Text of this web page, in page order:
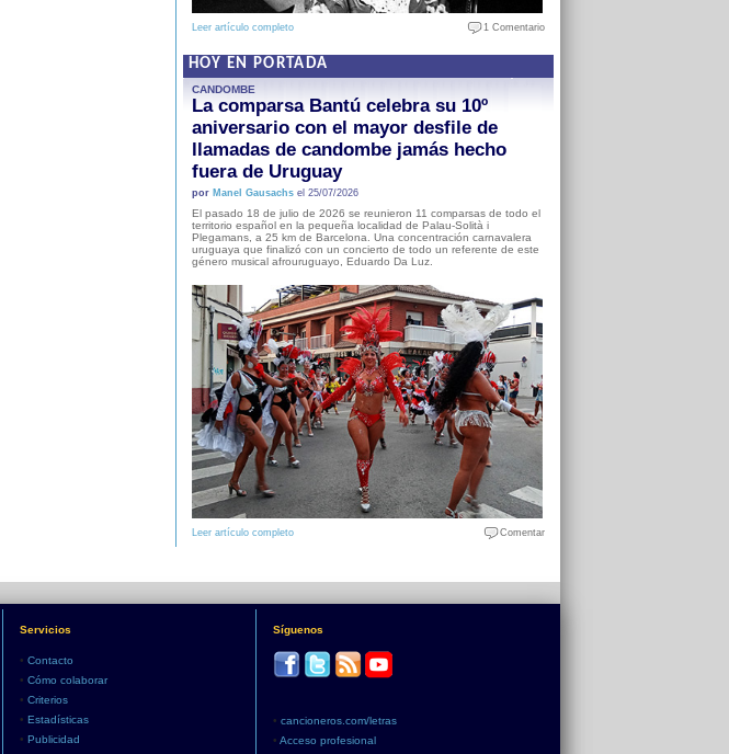
Leer artículo completo 1 Comentario
HOY EN PORTADA
CANDOMBE
La comparsa Bantú celebra su 10º
aniversario con el mayor desfile de
llamadas de candombe jamás hecho
fuera de Uruguay
por Manel Gausachsel 25/07/2026
El pasado 18 de julio de 2026 se reunieron 11 comparsas de todo el
territorio español en la pequeña localidad de Palau-Solità i
Plegamans, a 25 km de Barcelona. Una concentración carnavalera
uruguaya que finalizó con un concierto de todo un referente de este
género musical afrouruguayo, Eduardo Da Luz.
Leer artículo completo Comentar
Servicios
• Contacto
• Cómo colaborar
• Criterios
• Estadísticas
• Publicidad
Síguenos
• cancioneros.com/letras
• Acceso profesional